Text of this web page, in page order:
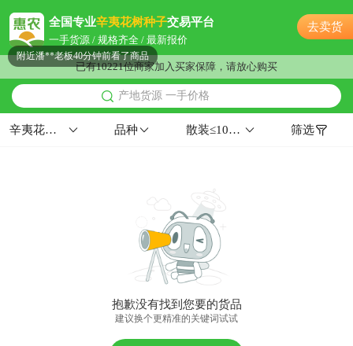
全国专业辛夷花树种子交易平台
一手货源 / 规格齐全 / 最新报价
去卖货
已有10221位商家加入买家保障，请放心购买
产地货源 一手价格
附近许**老板35分钟前获取了报价
附近欧阳**老板36分钟前获取了报价
附近潘**老板40分钟前看了商品
附近杨**老板19分钟前询价供应商
附近聂**老板22小时前看了商品
附近贺**老板1小时前询价供应商
附近杨**老板8小时前看了商品
附近陆**老板23小时前成功采购
辛夷花树种子 品种 散装≤10%华北≥96%≥90% 筛选
抱歉没有找到您要的货品
建议换个更精准的关键词试试